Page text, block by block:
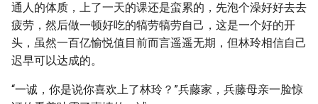
通人的体质，上了一天的课还是蛮累的，先泡个澡好好去去
疲劳，然后做一顿好吃的犒劳犒劳自己，这是一个好的开
头，虽然一百亿愉悦值目前而言遥遥无期，但林玲相信自己
迟早可以达成的。
“一诚，你是说你喜欢上了林玲？”兵藤家，兵藤母亲一脸惊